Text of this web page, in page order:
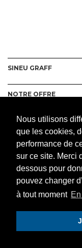
Nous utilisons
que les cookies,
performance de
sur ce site. Merci
dessous pour
pouvez changer
à tout moment
SINEU GRAFF
NOTRE OFFRE
CONTACT
PRATIQUE
© 2019 Sineu